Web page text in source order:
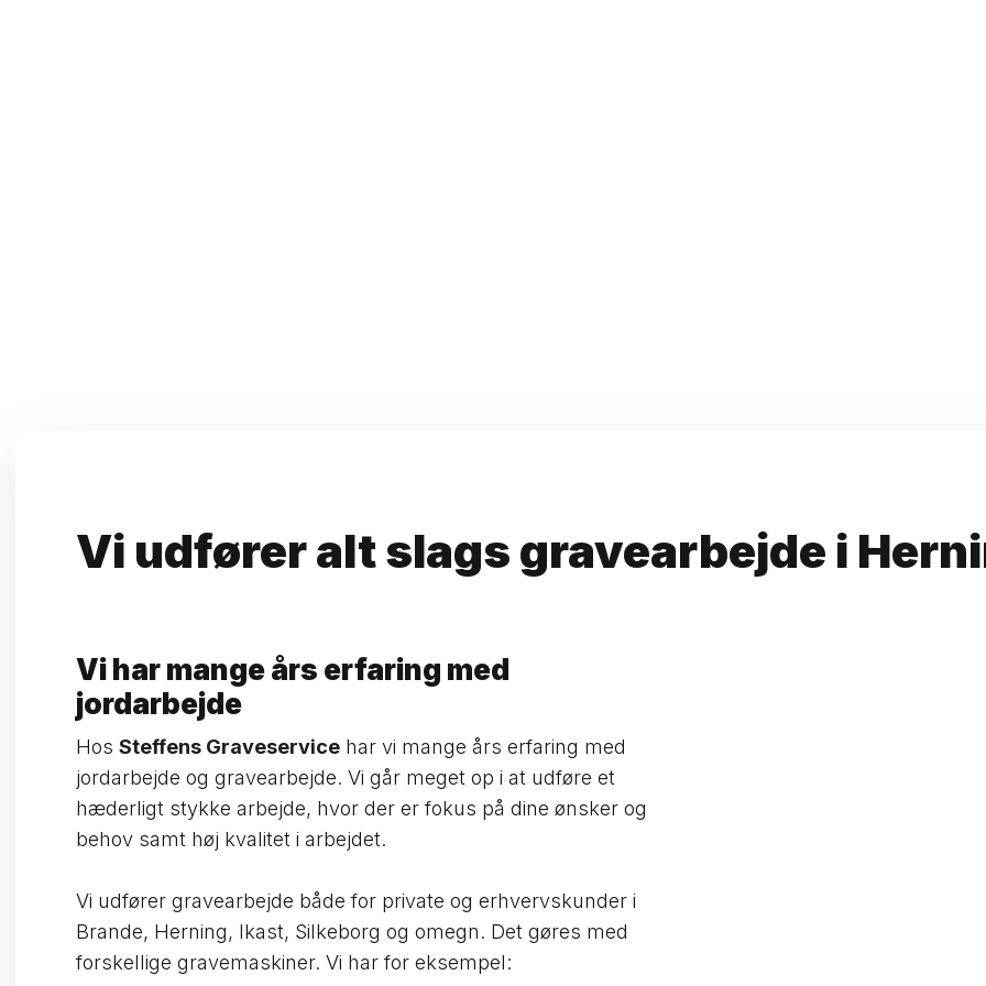
Vi udfører alt slags gravearbejde i
Vi har mange års erfaring med
jordarbejde
HosSteffens Graveservice har vi mange års erfaring med
jordarbejde og gravearbejde. Vi går meget op i at udføre et
hæderligt stykke arbejde, hvor der er fokus på dine ønsker og
behov samt høj kvalitet i arbejdet.
Vi udfører gravearbejde både for private og erhvervskunder i
Brande, Herning, Ikast, Silkeborg og omegn. Det gøres med
forskellige gravemaskiner. Vi har for eksempel: